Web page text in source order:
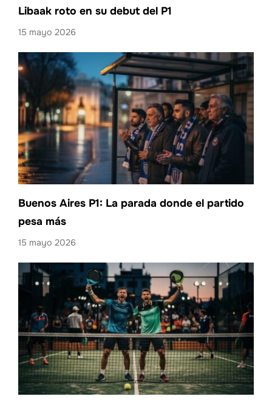
Libaak roto en su debut del P1
15 mayo 2026
Buenos Aires P1: La parada donde el partido
pesa más
15 mayo 2026